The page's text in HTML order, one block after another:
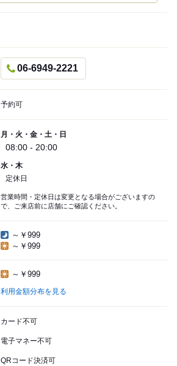
06-6949-2221
予約可
月・火・金・土・日
08:00 - 20:00
水・木
定休日
営業時間・定休日は変更となる場合がございますの
で、ご来店前に店舗にご確認ください。
～￥999
～￥999
～￥999
利用金額分布を見る
カード不可
電子マネー不可
QRコード決済可